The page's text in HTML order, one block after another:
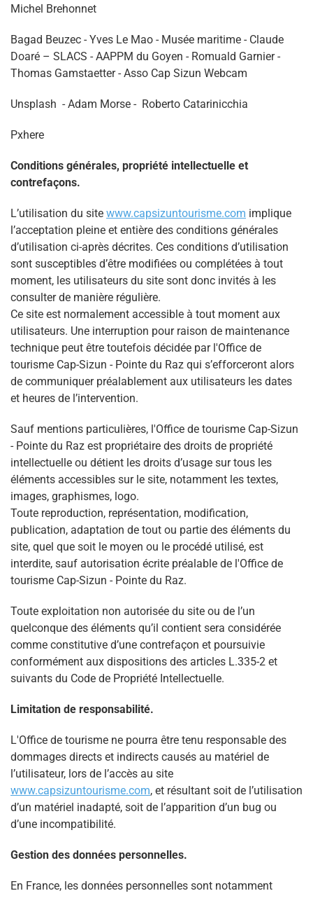
Michel Brehonnet
Bagad Beuzec - Yves Le Mao - Musée maritime - Claude
Doaré – SLACS - AAPPM du Goyen - Romuald Garnier -
Thomas Gamstaetter - Asso Cap Sizun Webcam
Unsplash - Adam Morse - Roberto Catarinicchia
Pxhere
Conditions générales, propriété intellectuelle et
contrefaçons.
L’utilisation du site www.capsizuntourisme.com implique
l’acceptation pleine et entière des conditions générales
d’utilisation ci-après décrites. Ces conditions d’utilisation
sont susceptibles d’être modifiées ou complétées à tout
moment, les utilisateurs du site sont donc invités à les
consulter de manière régulière.
Ce site est normalement accessible à tout moment aux
utilisateurs. Une interruption pour raison de maintenance
technique peut être toutefois décidée par l'Office de
tourisme Cap-Sizun - Pointe du Raz qui s’efforceront alors
de communiquer préalablement aux utilisateurs les dates
et heures de l’intervention.
Sauf mentions particulières, l'Office de tourisme Cap-Sizun
- Pointe du Raz est propriétaire des droits de propriété
intellectuelle ou détient les droits d’usage sur tous les
éléments accessibles sur le site, notamment les textes,
images, graphismes, logo.
Toute reproduction, représentation, modification,
publication, adaptation de tout ou partie des éléments du
site, quel que soit le moyen ou le procédé utilisé, est
interdite, sauf autorisation écrite préalable de l'Office de
tourisme Cap-Sizun - Pointe du Raz.
Toute exploitation non autorisée du site ou de l’un
quelconque des éléments qu’il contient sera considérée
comme constitutive d’une contrefaçon et poursuivie
conformément aux dispositions des articles L.335-2 et
suivants du Code de Propriété Intellectuelle.
Limitation de responsabilité.
L'Office de tourisme ne pourra être tenu responsable des
dommages directs et indirects causés au matériel de
l’utilisateur, lors de l’accès au site
www.capsizuntourisme.com, et résultant soit de l’utilisation
d’un matériel inadapté, soit de l’apparition d’un bug ou
d’une incompatibilité.
Gestion des données personnelles.
En France, les données personnelles sont notamment